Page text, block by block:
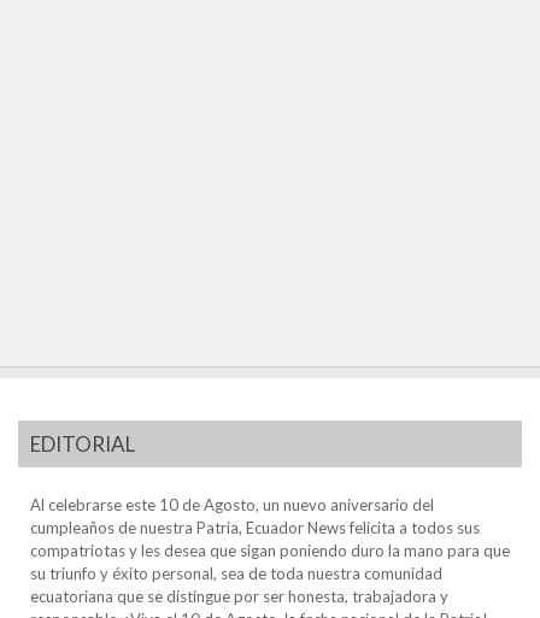
EDITORIAL
Al celebrarse este 10 de Agosto, un nuevo aniversario del
cumpleaños de nuestra Patria, Ecuador News felicita a todos sus
compatriotas y les desea que sigan poniendo duro la mano para que
su triunfo y éxito personal, sea de toda nuestra comunidad
ecuatoriana que se distingue por ser honesta, trabajadora y